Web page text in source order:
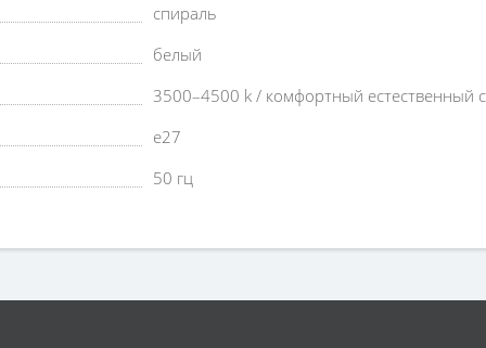
спираль
белый
3500–4500 k / комфортный естественный
e27
50 гц